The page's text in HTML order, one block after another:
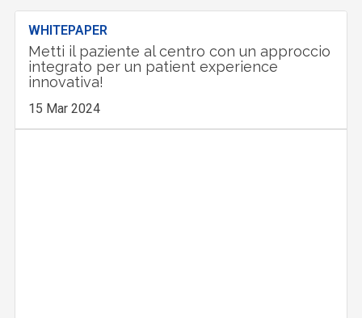
WHITEPAPER
Metti il paziente al centro con un approccio
integrato per un patient experience
innovativa!
15 Mar 2024